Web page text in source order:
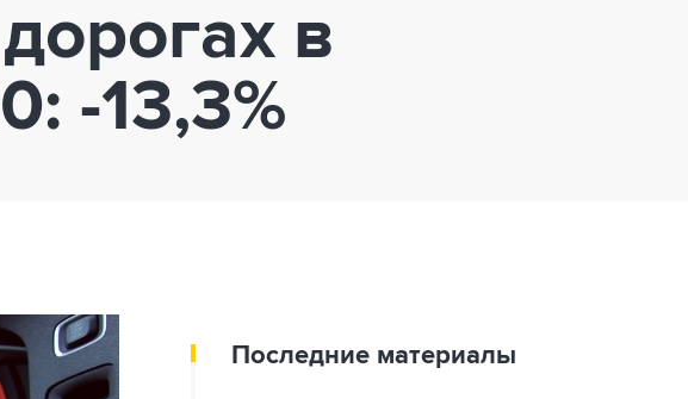
в
-13,3%
Последние материалы